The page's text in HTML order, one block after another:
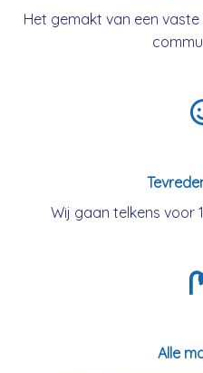
Het gemakt van een
Wij gaan telkens voor
Alle